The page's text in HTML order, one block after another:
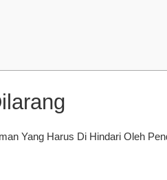
Yang Harus Di Hindari Oleh